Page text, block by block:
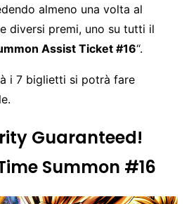
almeno una volta al
diversi premi, uno su tutti il
Assist Ticket #16“.
i 7 biglietti si potrà fare
Guaranteed!
Summon #16